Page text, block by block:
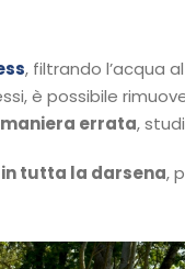
, filtrando l’acqua
è possibile
errata,
tutta la darsena,